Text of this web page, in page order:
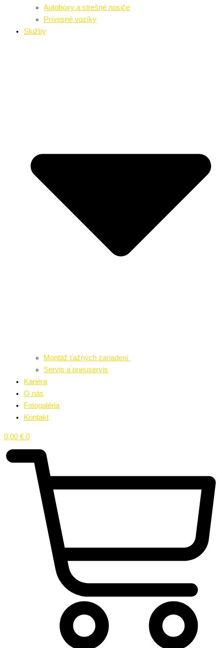
Autoboxy a strešné nosiče
Prívesné vozíky
Služby
Montáž ťažných zariadení
Servis a pneuservis
Kariéra
O nás
Fotogaléria
Kontakt
0,00 € 0